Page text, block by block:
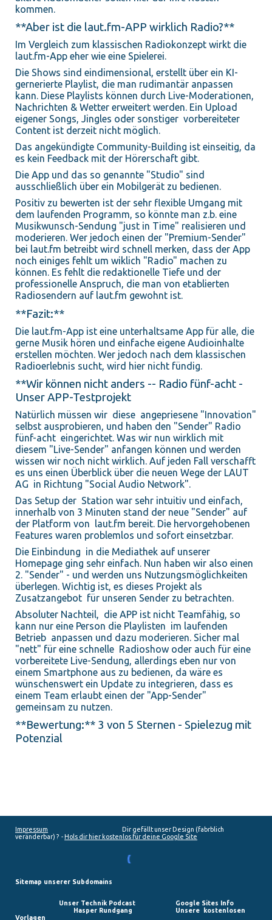
kommen.
**Aber ist die laut.fm-APP wirklich Radio?**
Im Vergleich zum klassischen Radiokonzept wirkt die
laut.fm-App eher wie eine Spielerei.
Die Shows sind eindimensional, erstellt über ein KI-
gernerierte Playlist, die man rudimantär anpassen
kann. Diese Playlists können durch Live-Moderationen,
Nachrichten & Wetter erweitert werden. Ein Upload
eigener Songs, Jingles oder sonstiger vorbereiteter
Content ist derzeit nicht möglich.
Das angekündigte Community-Building ist einseitig, da
es kein Feedback mit der Hörerschaft gibt.
Die App und das so genannte "Studio" sind
ausschließlich über ein Mobilgerät zu bedienen.
Positiv zu bewerten ist der sehr flexible Umgang mit
dem laufenden Programm, so könnte man z.b. eine
Musikwunsch-Sendung "just in Time" realisieren und
moderieren. Wer jedoch einen der "Premium-Sender"
bei laut.fm betreibt wird schnell merken, dass der App
noch einiges fehlt um wiklich "Radio" machen zu
können. Es fehlt die redaktionelle Tiefe und der
professionelle Anspruch, die man von etablierten
Radiosendern auf laut.fm gewohnt ist.
**Fazit:**
Die laut.fm-App ist eine unterhaltsame App für alle, die
gerne Musik hören und einfache eigene Audioinhalte
erstellen möchten. Wer jedoch nach dem klassischen
Radioerlebnis sucht, wird hier nicht fündig.
**Wir können nicht anders -- Radio fünf-acht -
Unser APP-Testprojekt
Natürlich müssen wir diese angepriesene "Innovation"
selbst ausprobieren, und haben den "Sender" Radio
fünf-acht eingerichtet. Was wir nun wirklich mit
diesem "Live-Sender" anfangen können und werden
wissen wir noch nicht wirklich. Auf jeden Fall verschafft
es uns einen Überblick über die neuen Wege der LAUT
AG in Richtung "Social Audio Network".
Das Setup der Station war sehr intuitiv und einfach,
innerhalb von 3 Minuten stand der neue "Sender" auf
der Platform von laut.fm bereit. Die hervorgehobenen
Features waren problemlos und sofort einsetzbar.
Die Einbindung in die Mediathek auf unserer
Homepage ging sehr einfach. Nun haben wir also einen
2. "Sender" - und werden uns Nutzungsmöglichkeiten
überlegen. Wichtig ist, es dieses Projekt als
Zusatzangebot für unseren Sender zu betrachten.
Absoluter Nachteil, die APP ist nicht Teamfähig, so
kann nur eine Person die Playlisten im laufenden
Betrieb anpassen und dazu moderieren. Sicher mal
"nett" für eine schnelle Radioshow oder auch für eine
vorbereitete Live-Sendung, allerdings eben nur von
einem Smartphone aus zu bedienen, da wäre es
wünschenswert ein Update zu integrieren, dass es
einem Team erlaubt einen der "App-Sender"
gemeinsam zu nutzen.
**Bewertung:** 3 von 5 Sternen - Spielezug mit
Potenzial
Impressum
Dir gefällt unser Design (fabrblich
veränderbar) ? -Hols dir hier kostenlos für deine Google Site
Sitemap unserer Subdomains
Unser Technik Podcast
Google Sites Info
Hasper Rundgang
Unsere kostenlosen
Vorlagen